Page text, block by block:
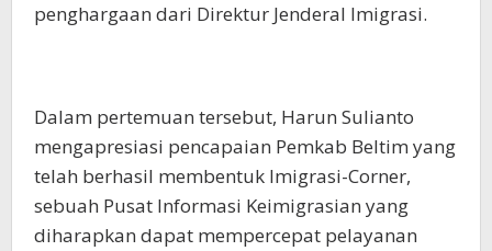
penghargaan dari Direktur Jenderal Imigrasi.
Dalam pertemuan tersebut, Harun Sulianto
mengapresiasi pencapaian Pemkab Beltim yang
telah berhasil membentuk Imigrasi-Corner,
sebuah Pusat Informasi Keimigrasian yang
diharapkan dapat mempercepat pelayanan